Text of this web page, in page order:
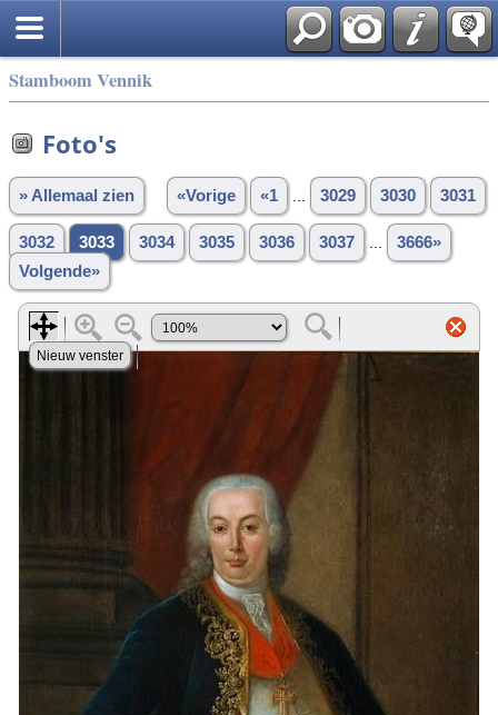
Stamboom Vennik
Foto's
» Allemaal zien «Vorige «1 3029 3030 3031
3032 3033 3034 3035 3036 3037
3666»
Volgende»